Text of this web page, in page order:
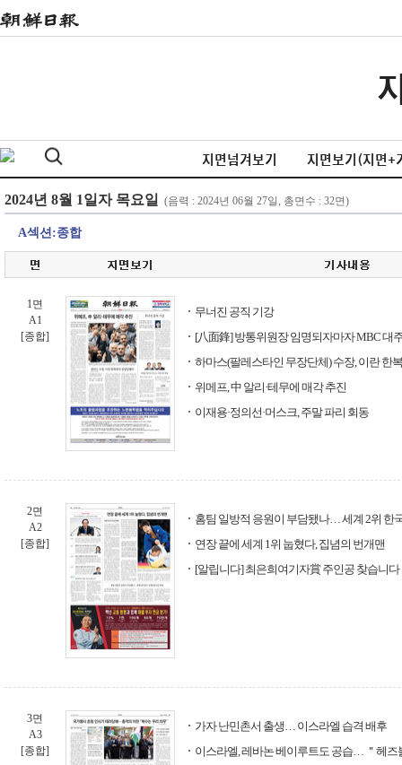
지면넘겨보기 지면보기(지면+
A섹션:종합
1면
A1
[종합]
무너진 공직 기강
[八面鋒] 방통위원장 임명되자마자 MBC 대
하마스(팔레스타인 무장단체) 수장, 이란 한
위메프, 中 알리·테무에 매각 추진
이재용·정의선·머스크, 주말 파리 회동
2면
A2
[종합]
홈팀 일방적 응원이 부담됐나… 세계 2위 한
연장 끝에 세계 1위 눕혔다, 집념의 번개맨
[알립니다] 최은희여기자賞 주인공 찾습니다
3면
A3
[종합]
가자 난민촌서 출생… 이스라엘 습격 배후
이스라엘, 레바논 베이루트도 공습… ＂헤즈